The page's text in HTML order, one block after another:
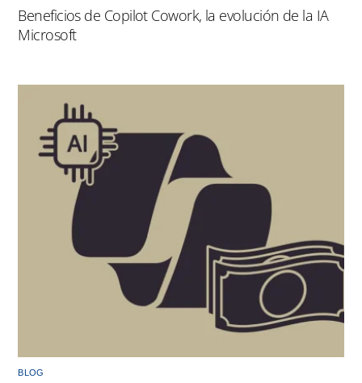
Beneficios de Copilot Cowork, la evolución de la IA
Microsoft
BLOG